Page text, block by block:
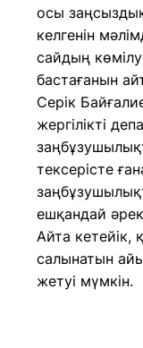
осы
келгенін
сайдың
бастағанын
Серік
жергілікті
тексерісте
ешқандай
Айта кетейік,
салынатын
жетуі мүмкін.